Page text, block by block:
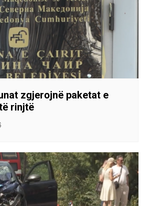
zgjerojnë paketat e
rinjtë